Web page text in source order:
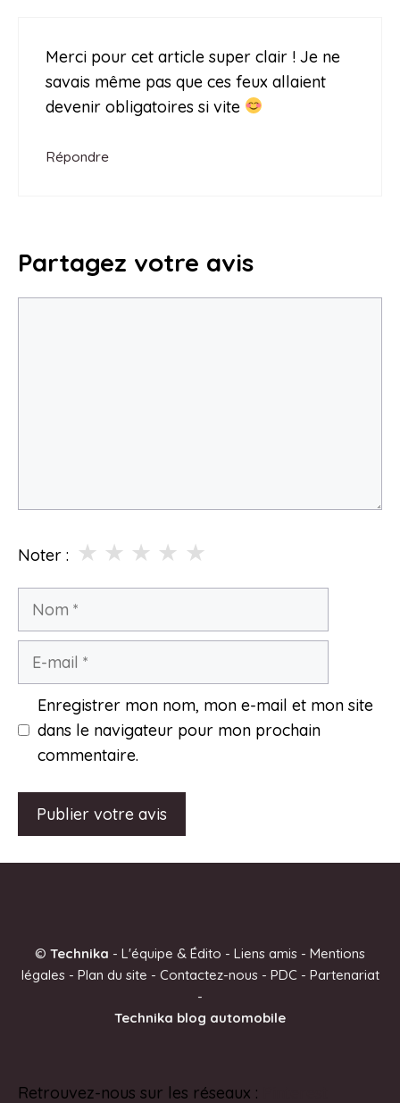
Merci pour cet article super clair ! Je ne
savais même pas que ces feux allaient
devenir obligatoires si vite
Répondre
Partagez votre avis
Noter : ★
★
★
★
★
Nom
Enregistrer mon nom, mon e-mail et mon site
dans le navigateur pour mon prochain
commentaire.
n
v
© Technika - L'équipe & Édito - Liens amis - Mentions
légales- Plan du site - Contactez-nous- PDC - Partenariat
-
Technika blog automobile
Retrouvez-nous sur les réseaux :